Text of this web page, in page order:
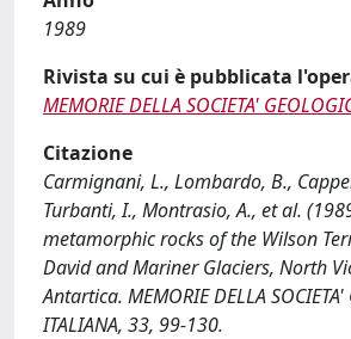
1989
Rivista su cui è pubblicata
MEMORIE DELLA SOCIETA'
Citazione
Carmignani, L., Lombardo, B.,
Turbanti, I., Montrasio, A., et al.
metamorphic rocks of the Wilson
David and Mariner Glaciers, North
Antartica. MEMORIE DELLA SOCIETA'
ITALIANA, 33, 99-130.